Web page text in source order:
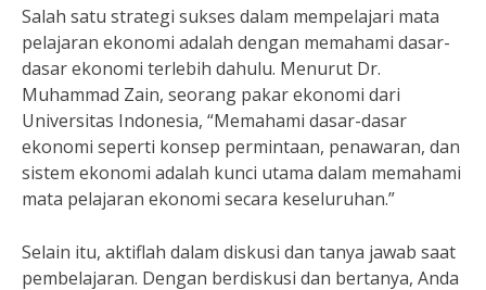
Salah satu strategi sukses dalam mempelajari mata
pelajaran ekonomi adalah dengan memahami dasar-
dasar ekonomi terlebih dahulu. Menurut Dr.
Muhammad Zain, seorang pakar ekonomi dari
Universitas Indonesia, “Memahami dasar-dasar
ekonomi seperti konsep permintaan, penawaran, dan
sistem ekonomi adalah kunci utama dalam memahami
mata pelajaran ekonomi secara keseluruhan.”
Selain itu, aktiflah dalam diskusi dan tanya jawab saat
pembelajaran. Dengan berdiskusi dan bertanya, Anda